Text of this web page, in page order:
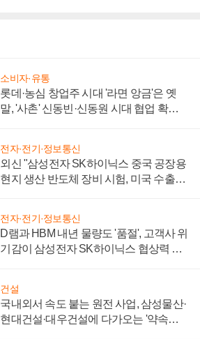
소비자·유통
롯데·농심 창업주 시대 '라면 앙금'은 옛
말, '사촌' 신동빈·신동원 시대 협업 확대
전자·전기·정보통신
외신 "삼성전자 SK하이닉스 중국 공장용
현지 생산 반도체 장비 시험, 미국 수출통
전자·전기·정보통신
D램과 HBM 내년 물량도 '품절', 고객사 위
기감이 삼성전자 SK하이닉스 협상력 더
건설
국내외서 속도 붙는 원전 사업, 삼성물산·
현대건설·대우건설에 다가오는 '약속의